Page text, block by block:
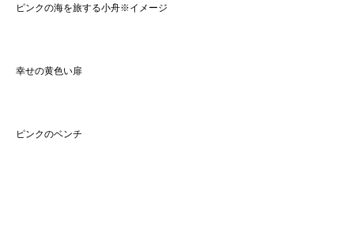
ピンクの海を旅する小舟※イメージ
幸せの黄色い扉
ピンクのベンチ